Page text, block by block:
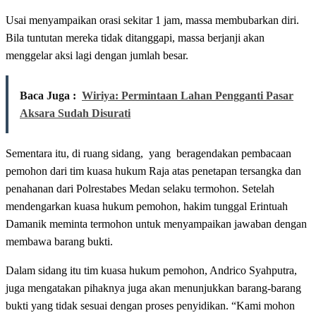
Usai menyampaikan orasi sekitar 1 jam, massa membubarkan diri.
Bila tuntutan mereka tidak ditanggapi, massa berjanji akan
menggelar aksi lagi dengan jumlah besar.
Baca Juga : Wiriya: Permintaan Lahan Pengganti Pasar
Aksara Sudah Disurati
Sementara itu, di ruang sidang, yang beragendakan pembacaan
pemohon dari tim kuasa hukum Raja atas penetapan tersangka dan
penahanan dari Polrestabes Medan selaku termohon. Setelah
mendengarkan kuasa hukum pemohon, hakim tunggal Erintuah
Damanik meminta termohon untuk menyampaikan jawaban dengan
membawa barang bukti.
Dalam sidang itu tim kuasa hukum pemohon, Andrico Syahputra,
juga mengatakan pihaknya juga akan menunjukkan barang-barang
bukti yang tidak sesuai dengan proses penyidikan. “Kami mohon